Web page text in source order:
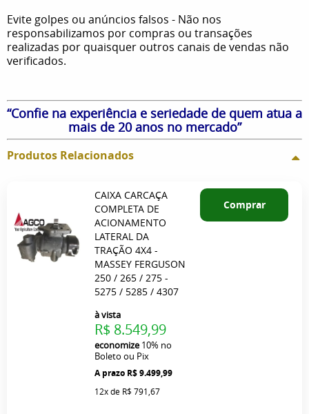
Evite golpes ou anúncios falsos - Não nos
responsabilizamos por compras ou transações
realizadas por quaisquer outros canais de vendas não
verificados.
“Confie na experiência e seriedade de quem atua a
mais de 20 anos no mercado”
Produtos Relacionados
CAIXA CARCAÇA
COMPLETA DE
ACIONAMENTO
LATERAL DA
TRAÇÃO 4X4 -
MASSEY FERGUSON
250 / 265 / 275 -
5275 / 5285 / 4307
R$ 9.499,99
à vista
R$ 8.549,99
economize10% no
Boleto ou Pix
12xde R$ 791,67
Comprar